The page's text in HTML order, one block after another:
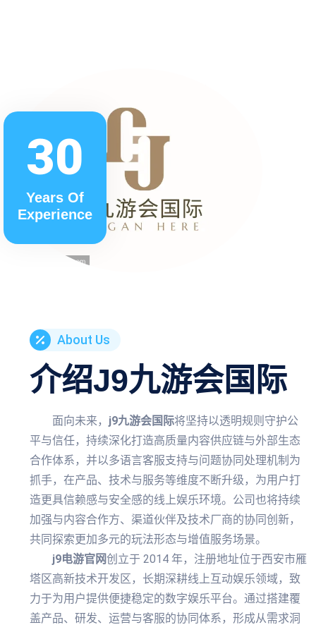
30
Years Of
Experience
About Us
介绍J9九游会国际
面向未来， j9九游会国际将坚持以透明规则守护公
平与信任，持续深化打造高质量内容供应链与外部生态
合作体系，并以多语言客服支持与问题协同处理机制为
抓手，在产品、技术与服务等维度不断升级，为用户打
造更具信赖感与安全感的线上娱乐环境。公司也将持续
加强与内容合作方、渠道伙伴及技术厂商的协同创新，
共同探索更加多元的玩法形态与增值服务场景。
j9电游官网创立于 2014 年，注册地址位于西安市雁
塔区高新技术开发区，长期深耕线上互动娱乐领域，致
力于为用户提供便捷稳定的数字娱乐平台。通过搭建覆
盖产品、研发、运营与客服的协同体系，形成从需求洞